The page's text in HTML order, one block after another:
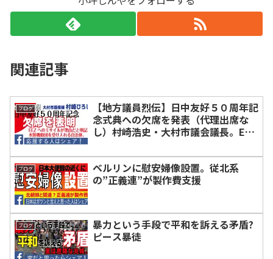
関連記事
ブログ
【地方議員烈伝】日中友好５０周年記
念式典への欠席を発表（代理出席な
し）村崎浩史・大村市議会議長。EEZ
基地を抱えた大村湾より、自衛隊に捧
げる覚悟
ブログ
ベルリンに慰安婦像設置。従北系
の”正義連”が製作費支援
ブログ
暴力という手段で平和を訴える矛盾?
ピース暴徒